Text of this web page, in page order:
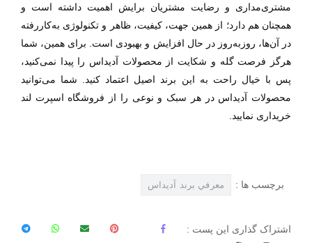
مشتری‌مداری و رضایت مشتریان برایش اهمیت داشته است و
همچنان هم دارد؛ از همین جهت، کیفیت، ظاهر و تکنولوژی به‌کاررفته
در آن‌ها، روز‌به‌روز در حال افزایش و بهبودی است. برای همین، شما
هرگز فرصت گله و شکایت از محصولات آدیداس را پیدا نمی‌کنید،
پس با خیال راحت به این برند اصیل اعتماد کنید. شما می‌توانید
محصولات آدیداس در هر سبک و نوعی را از فروشگاه اسپرت لند
خریداری نمایید.
برچسب ها : معرفي برند آديداس
اشتراک گذاری این پست :